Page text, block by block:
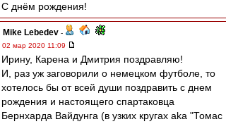
С днём рождения!
Mike Lebedev -
02 мар 2020 11:09
Ирину, Карена и Дмитрия поздравляю!
И, раз уж заговорили о немецком футболе, то
хотелось бы от всей души поздравить с днем
рождения и настоящего спартаковца
Бернхарда Вайдунга (в узких кругах aka "Томас